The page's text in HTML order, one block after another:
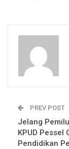
PREV POST
Jelang
KPUD Pessel
Pendidikan